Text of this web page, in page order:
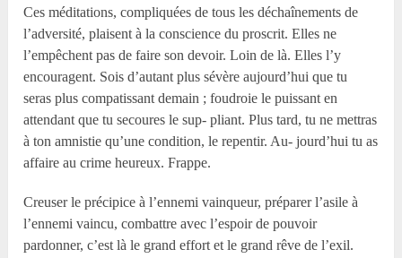
Ces méditations, compliquées de tous les déchaînements de
l’adversité, plaisent à la conscience du proscrit. Elles ne
l’empêchent pas de faire son devoir. Loin de là. Elles l’y
encouragent. Sois d’autant plus sévère aujourd’hui que tu
seras plus compatissant demain ; foudroie le puissant en
attendant que tu secoures le sup- pliant. Plus tard, tu ne mettras
à ton amnistie qu’une condition, le repentir. Au- jourd’hui tu as
affaire au crime heureux. Frappe.
Creuser le précipice à l’ennemi vainqueur, préparer l’asile à
l’ennemi vaincu, combattre avec l’espoir de pouvoir
pardonner, c’est là le grand effort et le grand rêve de l’exil.